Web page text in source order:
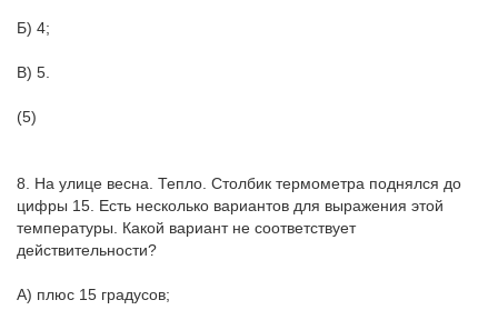
Б) 4;
В) 5.
(5)
8. На улице весна. Тепло. Столбик термометра поднялся до
цифры 15. Есть несколько вариантов для выражения этой
температуры. Какой вариант не соответствует
действительности?
А) плюс 15 градусов;